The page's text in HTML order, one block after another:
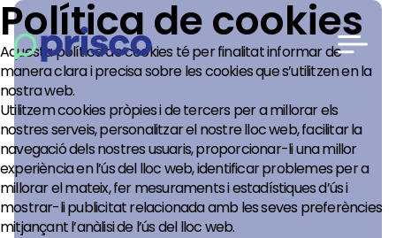
Política de cookies
Aquesta política de cookies té per finalitat informar de
manera clara i precisa sobre les cookies que s’utilitzen en la
nostra web.
Utilitzem cookies pròpies i de tercers per a millorar els
nostres serveis, personalitzar el nostre lloc web, facilitar la
navegació dels nostres usuaris, proporcionar-li una millor
experiència en l’ús del lloc web, identificar problemes per a
millorar el mateix, fer mesuraments i estadístiques d’ús i
mostrar-li publicitat relacionada amb les seves preferències
mitjançant l’anàlisi de l’ús del lloc web.